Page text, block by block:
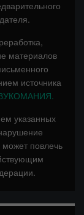
материалов
источника
указанных
повлечь